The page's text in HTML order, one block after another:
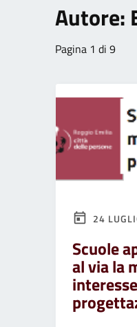
Autore:
Pagina 1 di 9
24
Scuole
al via la